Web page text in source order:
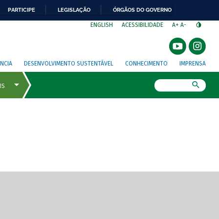
PARTICIPE LEGISLAÇÃO ÓRGÃOS DO GOVERNO
ENGLISH ACESSIBILIDADE A+ A-
DESENVOLVIMENTO SUSTENTÁVEL CONHECIMENTO IMPRENSA
de tela